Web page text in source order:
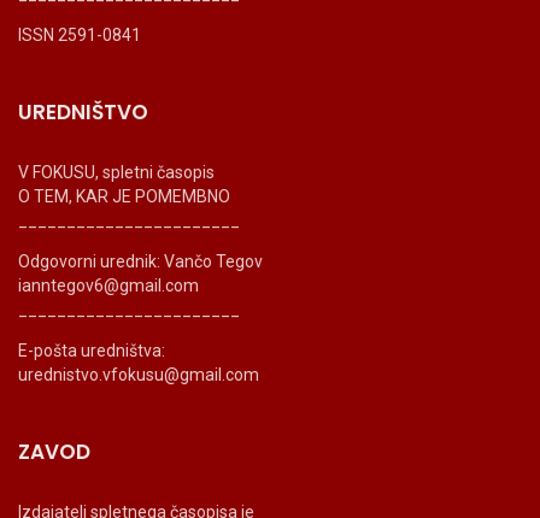
ISSN 2591-0841
UREDNIŠTVO
V FOKUSU, spletni časopis
O TEM, KAR JE POMEMBNO
Odgovorni urednik: Vančo Tegov
ianntegov6@gmail.com
E-pošta uredništva:
urednistvo.vfokusu@gmail.com
ZAVOD
Izdajatelj spletnega časopisa je